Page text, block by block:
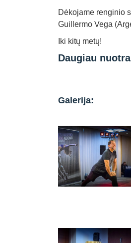
Dėkojame renginio
Guillermo Vega
Iki kitų metų!
Daugiau
Galerija: